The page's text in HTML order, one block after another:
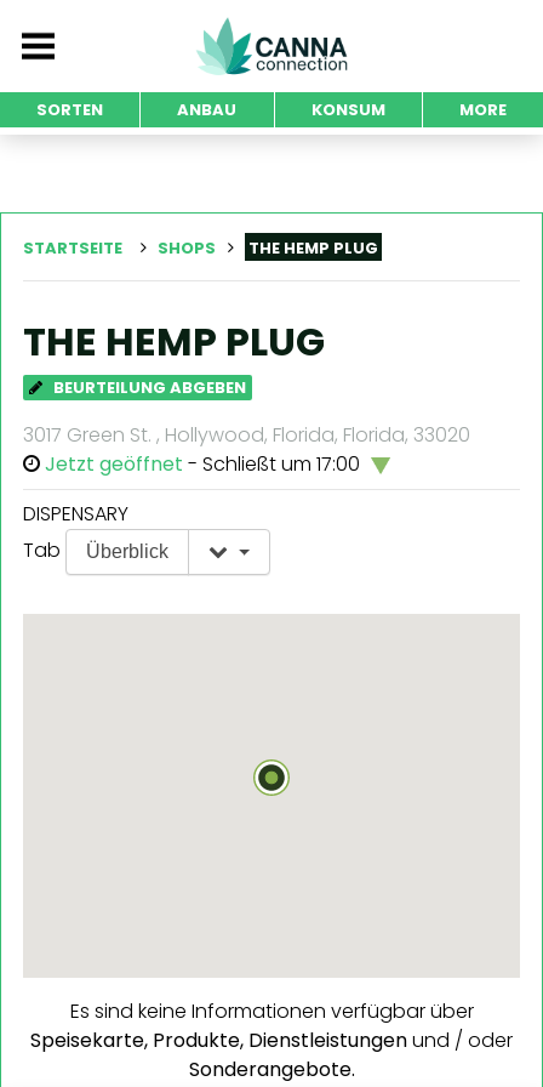
SORTEN ANBAU KONSUM MORE
STARTSEITE SHOPS THE HEMP PLUG
THE HEMP PLUG
BEURTEILUNG ABGEBEN
3017 Green St. , Hollywood, Florida, Florida, 33020
Jetzt geöffnet - Schließt um 17:00
DISPENSARY
Tab
Überblick
Es sind keine Informationen verfügbar über
Speisekarte, Produkte, Dienstleistungenund / oder
Sonderangebote.